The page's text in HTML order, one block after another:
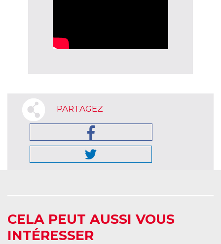
PARTAGEZ
CELA PEUT AUSSI VOUS
INTÉRESSER